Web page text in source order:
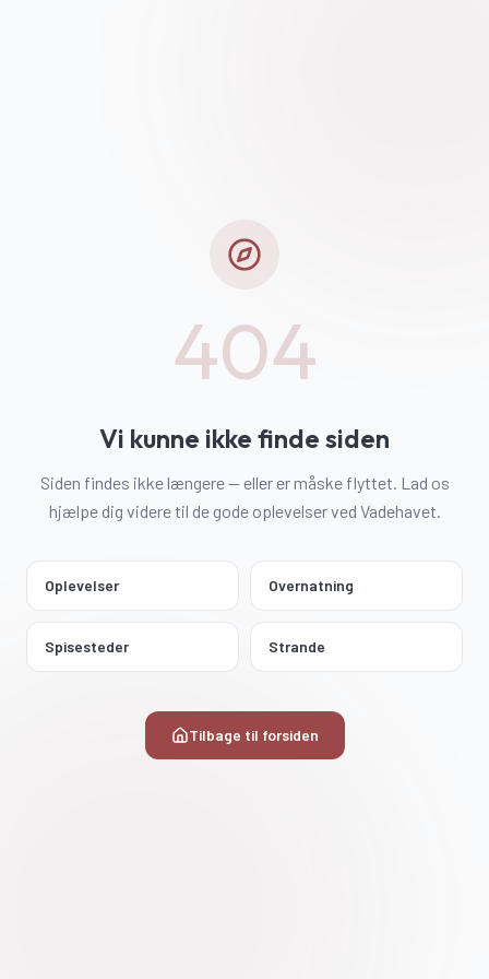
404
Vi kunne ikke finde siden
Siden findes ikke længere — eller er måske flyttet. Lad os
hjælpe dig videre til de gode oplevelser ved Vadehavet.
Oplevelser Overnatning
Spisesteder Strande
Tilbage til forsiden